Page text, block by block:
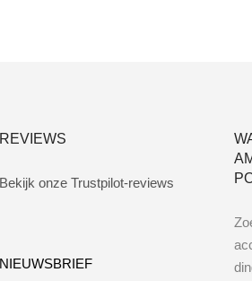
REVIEWS
Bekijk onze Trustpilot-reviews
NIEUWSBRIEF